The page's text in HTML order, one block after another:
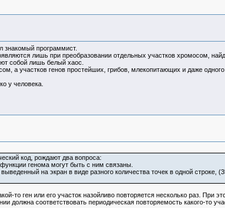
знакомый программист.
лишь при преобразовании отдельных участков хромосом,
собой лишь белый хаос.
а участков генов простейших, грибов, млекопитающих и даже
у человека.
код, рождают два вопроса:
генома могут быть с ним связаны.
на экран в виде разного количества точек в одной строке,
то ген или его участок назойливо повторяется несколько раз. При
соответствовать периодическая повторяемость какого-то